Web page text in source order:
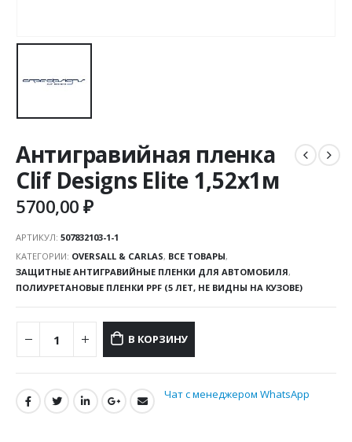
Антигравийная пленка
Clif Designs Elite 1,52х1м
5700,00₽
АРТИКУЛ: 507832103-1-1
КАТЕГОРИИ: OVERSALL & CARLAS, ВСЕ ТОВАРЫ,
ЗАЩИТНЫЕ АНТИГРАВИЙНЫЕ ПЛЕНКИ ДЛЯ АВТОМОБИЛЯ,
ПОЛИУРЕТАНОВЫЕ ПЛЕНКИ PPF (5 ЛЕТ, НЕ ВИДНЫ НА КУЗОВЕ)
В КОРЗИНУ
Чат с менеджером WhatsApp